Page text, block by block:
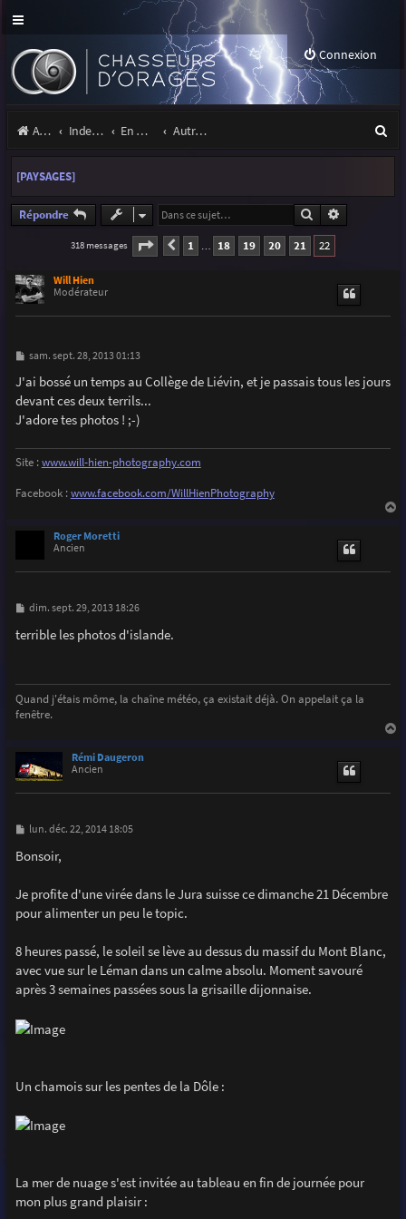
Connexion
Accueil Index du forum En marge des orages Autres images
e
h
[PAYSAGES]
Répondre Rechercher
318 messages Page 22 22
Précédente
1 … 18 19 20 21 22
Will Hien
Modérateur
M
s
s
a
e
sam. sept. 28, 2013 01:13
J'ai bossé un temps au Collège de Liévin, et je passais tous les jours
devant ces deux terrils...
J'adore tes photos ! ;-)
Site :www.will-hien-photography.com
Facebook :www.facebook.com/WillHienPhotography
Roger Moretti
Ancien
M
s
s
dim. sept. 29, 2013 18:26
terrible les photos d'islande.
Quand j'étais môme, la chaîne météo, ça existait déjà. On appelait ça la
fenêtre.
Rémi Daugeron
Ancien
M
s
s
e
lun. déc. 22, 2014 18:05
Bonsoir,
Je profite d'une virée dans le Jura suisse ce dimanche 21 Décembre
pour alimenter un peu le topic.
8 heures passé, le soleil se lève au dessus du massif du Mont Blanc,
avec vue sur le Léman dans un calme absolu. Moment savouré
après 3 semaines passées sous la grisaille dijonnaise.
Un chamois sur les pentes de la Dôle :
La mer de nuage s'est invitée au tableau en fin de journée pour
mon plus grand plaisir :